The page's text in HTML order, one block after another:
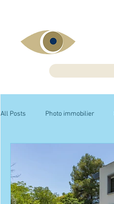
All Posts Photo immobilier